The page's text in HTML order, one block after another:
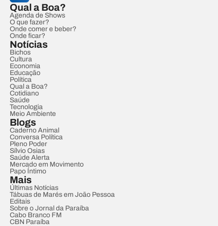
Qual a Boa?
Agenda de Shows
O que fazer?
Onde comer e beber?
Onde ficar?
Notícias
Bichos
Cultura
Economia
Educação
Política
Qual a Boa?
Cotidiano
Saúde
Tecnologia
Meio Ambiente
Blogs
Caderno Animal
Conversa Política
Pleno Poder
Sílvio Osias
Saúde Alerta
Mercado em Movimento
Papo Íntimo
Mais
Últimas Notícias
Tábuas de Marés em João Pessoa
Editais
Sobre o Jornal da Paraíba
Cabo Branco FM
CBN Paraíba